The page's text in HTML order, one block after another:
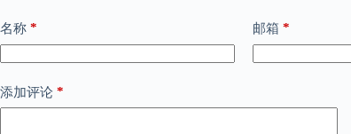
名称 * 邮箱 *
添加评论 *